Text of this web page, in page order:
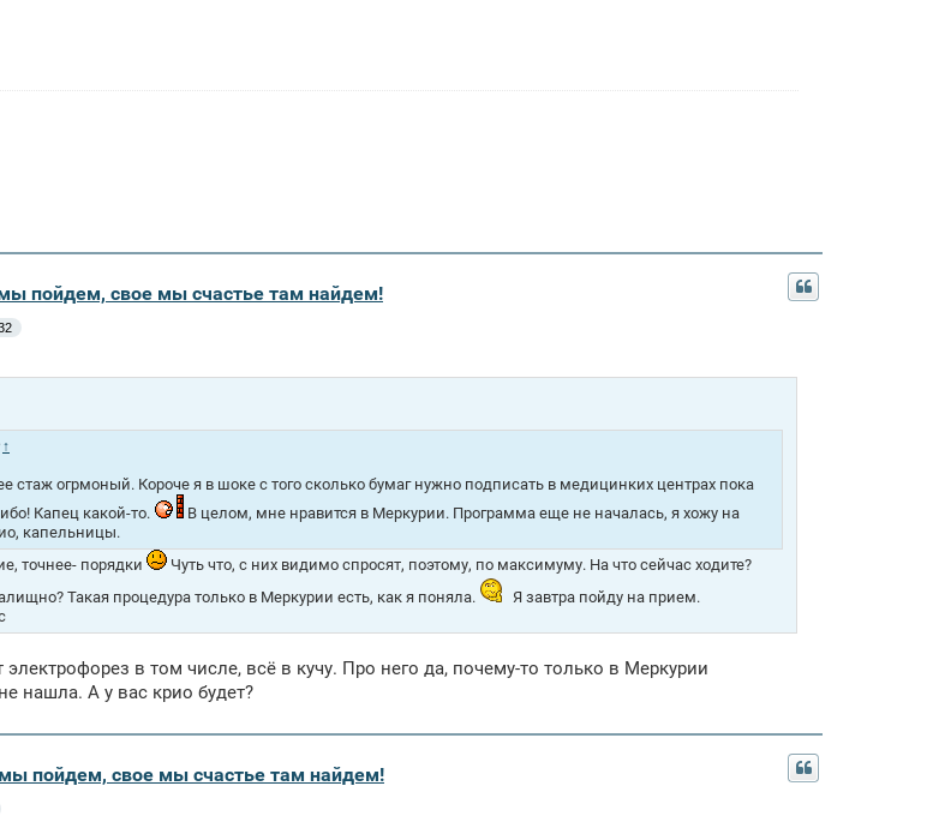
пойдем, свое мы счастье там найдем!
↑
стаж огрмоный. Короче я в шоке с того сколько бумаг нужно подписать в медицинких центрах пока
Капец какой-то.
В целом, мне нравится в Меркурии. Программа еще не началась, я хожу на
капельницы.
точнее- порядки
Чуть что, с них видимо спросят, поэтому, по максимуму. На что сейчас ходите?
Такая процедура только в Меркурии есть, как я поняла.
Я завтра пойду на прием.
электрофорез в том числе, всё в кучу. Про него да, почему-то только в Меркурии
нашла. А у вас крио будет?
пойдем, свое мы счастье там найдем!